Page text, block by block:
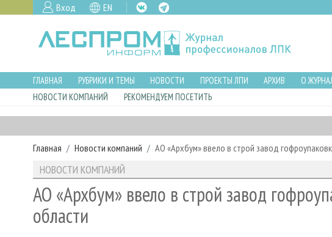
Вход EN
ГЛАВНАЯ РУБРИКИ И ТЕМЫ НОВОСТИ ПРОЕКТЫ ЛПИ АРХИВ О
НОВОСТИ КОМПАНИЙ
РЕКОМЕНДУЕМ ПОСЕТИТЬ
Главная Новости компаний АО «Архбум» ввело в строй завод
НОВОСТИ КОМПАНИЙ
АО «Архбум» ввело в строй завод
области